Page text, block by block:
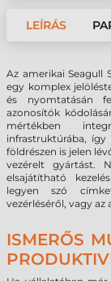
LEÍRÁS
Az amerikai Seagull
egy komplex
és nyomtatásán
azonosítók
mértékben
infrastruktúrába,
földrészen is jelen
vezérelt gyártást.
elsajátítható
legyen szó
vezérléséről, vagy
ISMERŐS